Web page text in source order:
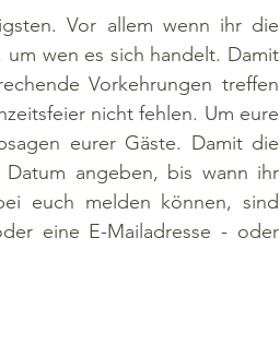
Vor allem wenn ihr die
um wen es sich handelt. Damit
Vorkehrungen treffen
nicht fehlen. Um eure
eurer Gäste. Damit die
angeben, bis wann ihr
euch melden können, sind
eine E-Mailadresse - oder